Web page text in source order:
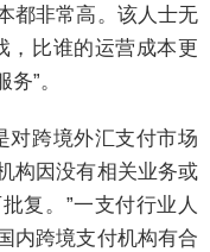
都非常高。该人士无
，比谁的运营成本更
”。
跨境外汇支付市场
构因没有相关业务或
复。”一支付行业人
内跨境支付机构有合